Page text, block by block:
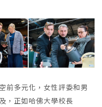
前多元化，女性評委和男
，正如哈佛大學校長